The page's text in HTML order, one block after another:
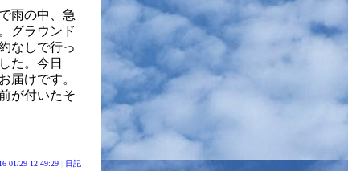
雨の中、急
グラウンド
なしで行っ
た。今日
届けです。
が付いたそ
01/29 12:49:29
日記